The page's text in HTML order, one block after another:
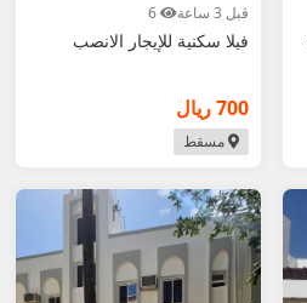
قبل 3 ساعة
فيلا سكنية للإيجار الانصب
700 ريال
مسقط